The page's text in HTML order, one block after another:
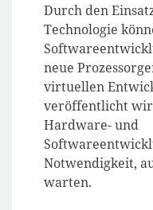
Durch den
Technologie
neue
virtuellen
veröffentlicht
Hardware- und
Notwendigkeit,
warten.